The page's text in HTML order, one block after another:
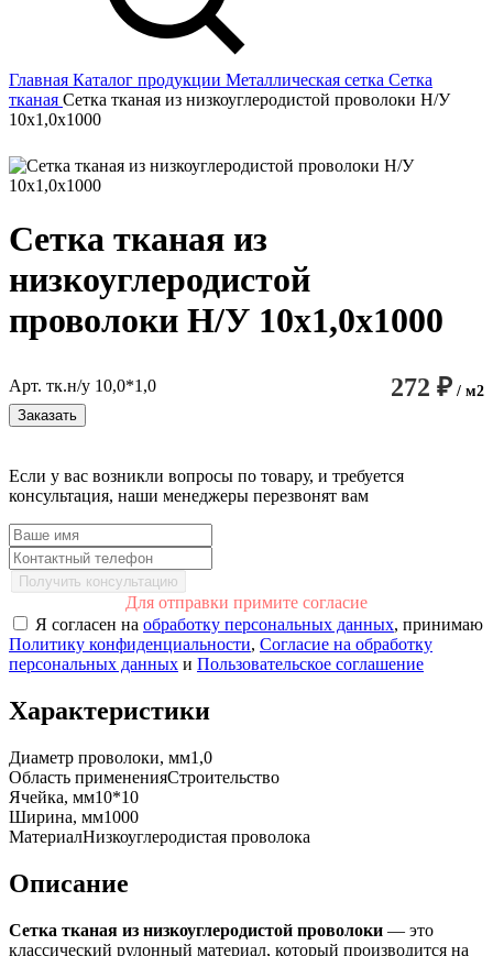
Главная Каталог продукции Металлическая сетка Сетка
тканая Сетка тканая из низкоуглеродистой проволоки Н/У
10х1,0х1000
Сетка тканая из
низкоуглеродистой
проволоки Н/У 10х1,0х1000
Арт. тк.н/у 10,0*1,0 272 ₽ / м2
Заказать
Если у вас возникли вопросы по товару, и требуется
консультация, наши менеджеры перезвонят вам
Получить консультацию
Для отправки примите согласие
Я согласен на обработку персональных данных, принимаю
Политику конфиденциальности, Согласие на обработку
персональных данных и Пользовательское соглашение
Характеристики
Диаметр проволоки, мм1,0
Область примененияСтроительство
Ячейка, мм10*10
Ширина, мм1000
МатериалНизкоуглеродистая проволока
Описание
Сетка тканая из низкоуглеродистой проволоки — это
классический рулонный материал, который производится на